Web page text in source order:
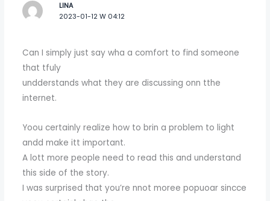
LINA
2023-01-12 W 04:12
Can I simply just say wha a comfort to find someone
that tfuly
undderstands what they are discussing onn tthe
internet.
Yoou certainly realize how to brin a problem to light
andd make itt important.
A lott more people need to read this and understand
this side of the story.
I was surprised that you’re nnot moree popuoar sincce